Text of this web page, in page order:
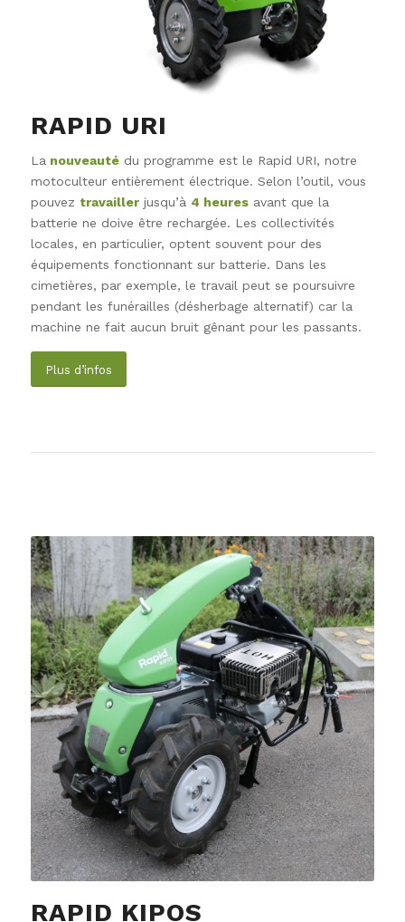
RAPID URI
Lanouveautédu programme est le Rapid URI, notre
motoculteur entièrement électrique. Selon l’outil, vous
pouvez travaillerjusqu’à 4 heuresavant que la
batterie ne doive être rechargée. Les collectivités
locales, en particulier, optent souvent pour des
équipements fonctionnant sur batterie. Dans les
cimetières, par exemple, le travail peut se poursuivre
pendant les funérailles (désherbage alternatif) car la
machine ne fait aucun bruit gênant pour les passants.
Plus d’infos
RAPID KIPOS